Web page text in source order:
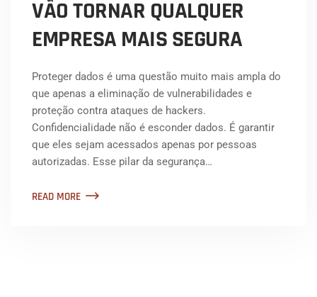
VÃO TORNAR QUALQUER
EMPRESA MAIS SEGURA
Proteger dados é uma questão muito mais ampla do
que apenas a eliminação de vulnerabilidades e
proteção contra ataques de hackers.
Confidencialidade não é esconder dados. É garantir
que eles sejam acessados apenas por pessoas
autorizadas. Esse pilar da segurança…
READ MORE